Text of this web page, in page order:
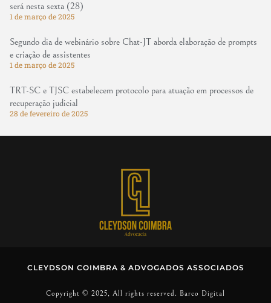
será nesta sexta (28)
1 de março de 2025
Segundo dia de webinário sobre Chat-JT aborda elaboração de prompts
e criação de assistentes
1 de março de 2025
TRT-SC e TJSC estabelecem protocolo para atuação em processos de
recuperação judicial
28 de fevereiro de 2025
CLEYDSON COIMBRA & ADVOGADOS ASSOCIADOS
Copyright © 2025, All rights reserved. Barco Digital